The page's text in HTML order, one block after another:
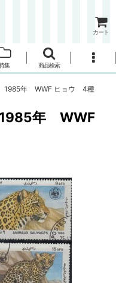
カート
集 商品検索
1985年 WWF ヒョウ 4種
年 WWF